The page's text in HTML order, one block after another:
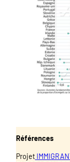
Références
Projet